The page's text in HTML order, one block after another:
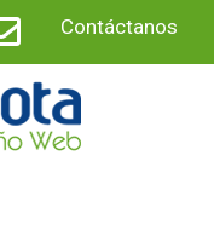
Contáctanos